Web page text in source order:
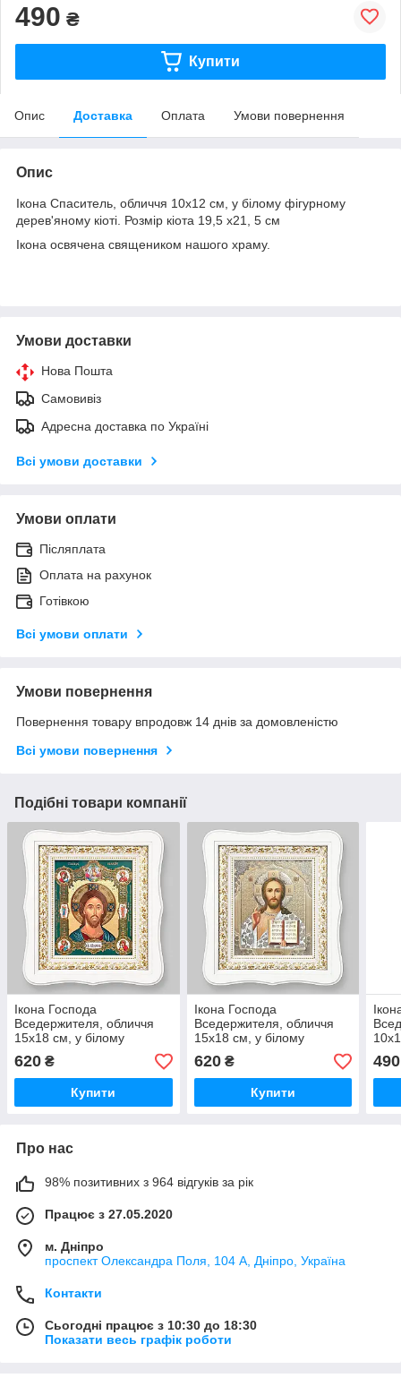
490 ₴
Купити
Опис Доставка Оплата Умови повернення
Опис
Ікона Спаситель, обличчя 10х12 см, у білому фігурному
дерев'яному кіоті. Розмір кіота 19,5 х21, 5 см
Ікона освячена священиком нашого храму.
Умови доставки
Нова Пошта
Самовивіз
Адресна доставка по Україні
Всі умови доставки
Умови оплати
Післяплата
Оплата на рахунок
Готівкою
Всі умови оплати
Умови повернення
Повернення товару впродовж 14 днів за домовленістю
Всі умови повернення
Подібні товари компанії
Ікона Господа
Вседержителя, обличчя
15х18 см, у білому
фігурному дерев'яному
кіоті, тип 3, 10710
620 ₴
Купити
Ікона Господа
Вседержителя, обличчя
15х18 см, у білому
фігурному дерев'яному
кіоті, тип 3, 10791
620₴
Купити
490
Про нас
98% позитивних з 964 відгуків за рік
Працює з 27.05.2020
м. Дніпро
проспект Олександра Поля, 104 А, Дніпро, Україна
Контакти
Сьогодні працює з 10:30 до 18:30
Показати весь графік роботи